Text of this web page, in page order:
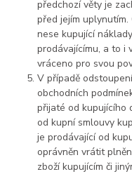
předchozí věty je
před jejím
nese kupující
prodávajícímu, a to i
vráceno pro svou
V případě
obchodních
přijaté od kupujícího
od kupní smlouvy
je prodávající od
oprávněn vrátit
zboží kupujícím či